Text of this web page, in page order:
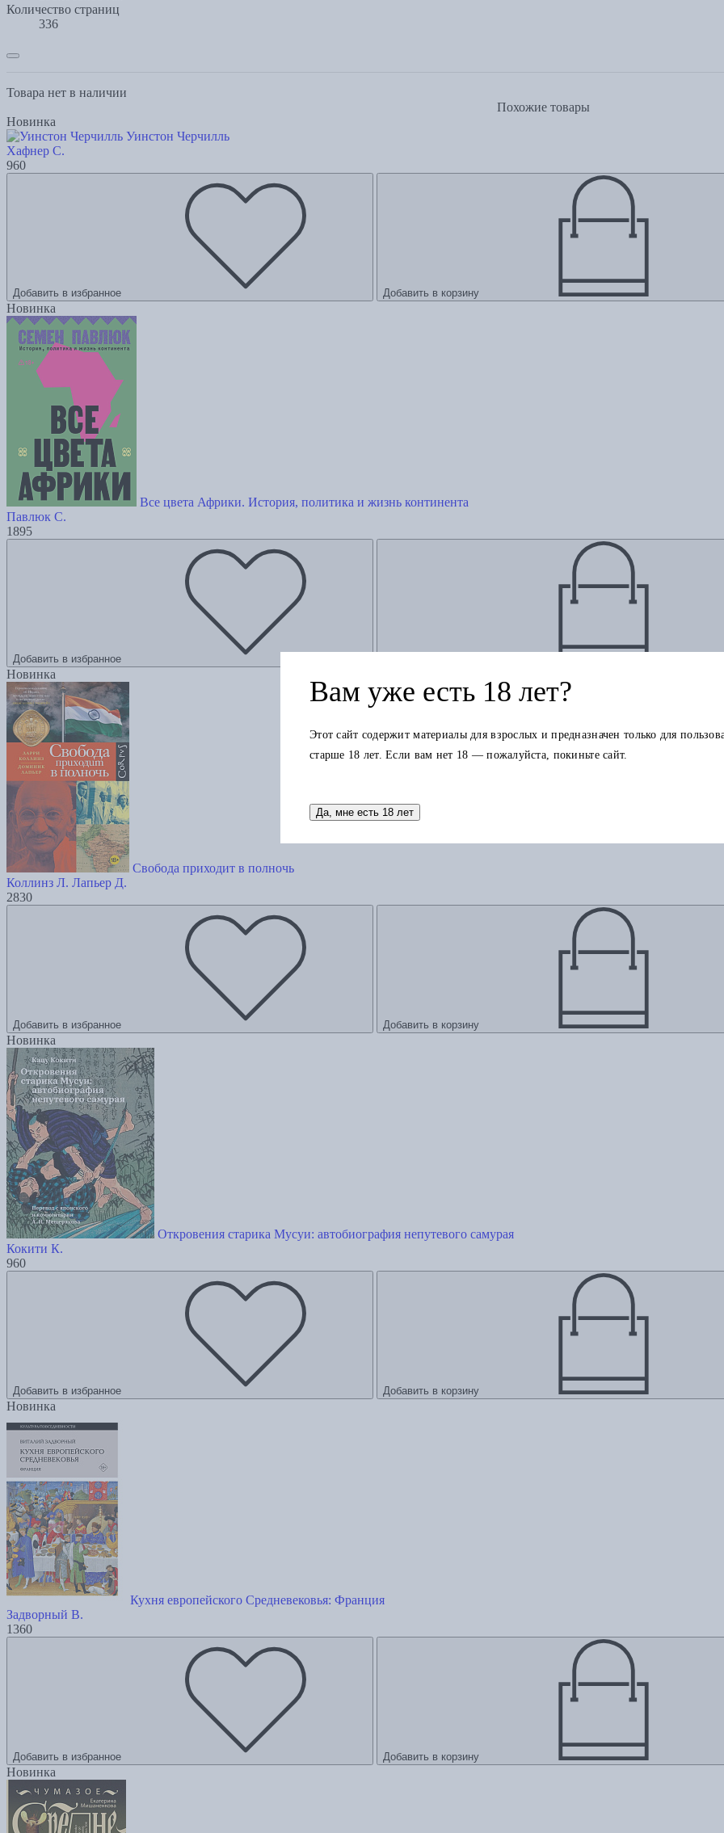
Количество страниц
336
Товара нет в наличии
Похожие товары
Новинка
Уинстон Черчилль
Хафнер С.
960
Добавить в избранное Добавить в корзину
Новинка
Все цвета Африки. История, политика и жизнь континента
Павлюк С.
1895
Добавить в избранное
Новинка
Свобода приходит в полночь
Коллинз Л. Лапьер Д.
2830
Добавить в избранное Добавить в корзину
Новинка
Откровения старика Мусуи: автобиография непутевого самурая
Кокити К.
960
Добавить в избранное Добавить в корзину
Новинка
Кухня европейского Средневековья: Франция
Задворный В.
1360
Добавить в избранное Добавить в корзину
Новинка
Вам уже есть 18 лет?
Этот сайт содержит материалы для взрослых и предназначен только для
старше 18 лет. Если вам нет 18 — пожалуйста, покиньте сайт.
Да, мне есть 18 лет